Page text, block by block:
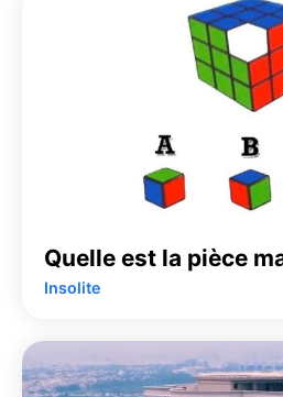
Quelle est la pièce
Insolite